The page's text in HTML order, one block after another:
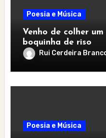
Poesia e Música
Venho de colher
boquinha de riso
Rui Cerdeira
Poesia e Música